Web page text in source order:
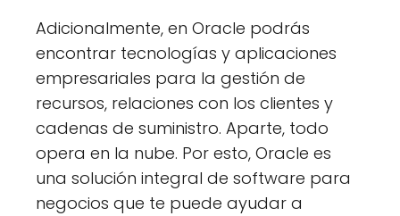
Adicionalmente, en Oracle podrás
encontrar tecnologías y aplicaciones
empresariales para la gestión de
recursos, relaciones con los clientes y
cadenas de suministro. Aparte, todo
opera en la nube. Por esto, Oracle es
una solución integral de software para
negocios que te puede ayudar a